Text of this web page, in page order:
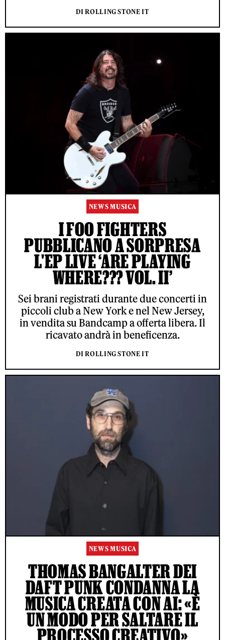
DI ROLLING STONE IT
NEWS MUSICA
I FOO FIGHTERS
PUBBLICANO A SORPRESA
L'EP LIVE ‘ARE PLAYING
WHERE??? VOL. II’
Sei brani registrati durante due concerti in
piccoli club a New York e nel New Jersey,
in vendita su Bandcamp a offerta libera. Il
ricavato andrà in beneficenza.
DI ROLLING STONE IT
NEWS MUSICA
THOMAS BANGALTER DEI
DAFT PUNK CONDANNA LA
MUSICA CREATA CON AI: «È
UN MODO PER SALTARE IL
PROCESSO CREATIVO»